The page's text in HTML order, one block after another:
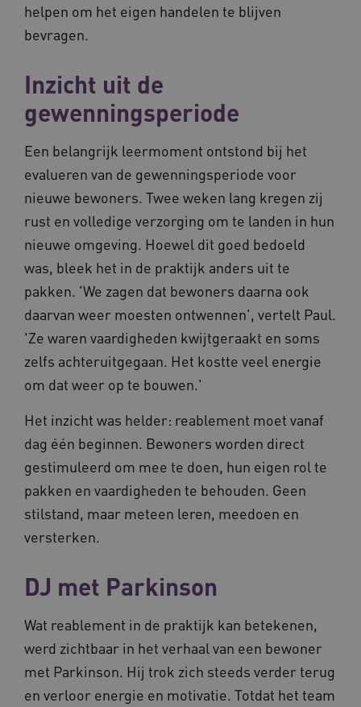
helpen om het eigen handelen te blijven
bevragen.
Inzicht uit de
gewenningsperiode
Een belangrijk leermoment ontstond bij het
evalueren van de gewenningsperiode voor
nieuwe bewoners. Twee weken lang kregen zij
rust en volledige verzorging om te landen in hun
nieuwe omgeving. Hoewel dit goed bedoeld
was, bleek het in de praktijk anders uit te
pakken. 'We zagen dat bewoners daarna ook
daarvan weer moesten ontwennen', vertelt Paul.
'Ze waren vaardigheden kwijtgeraakt en soms
zelfs achteruitgegaan. Het kostte veel energie
om dat weer op te bouwen.'
Het inzicht was helder: reablement moet vanaf
dag één beginnen. Bewoners worden direct
gestimuleerd om mee te doen, hun eigen rol te
pakken en vaardigheden te behouden. Geen
stilstand, maar meteen leren, meedoen en
versterken.
DJ met Parkinson
Wat reablement in de praktijk kan betekenen,
werd zichtbaar in het verhaal van een bewoner
met Parkinson. Hij trok zich steeds verder terug
en verloor energie en motivatie. Totdat het team
ARRAffinitySameSite
Microsoft Corporation
.waardigheidentrots.nl
AWSALBCORS
Amazon.com Inc.
vilans.blueconic.net
FPLC
_ga
Google LLC
.waardigheidentrots.nl
Naam Provider/Domein
FPID
Google
1 jaar 1
maand